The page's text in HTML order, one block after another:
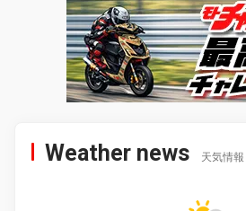
Weather news 天気情報